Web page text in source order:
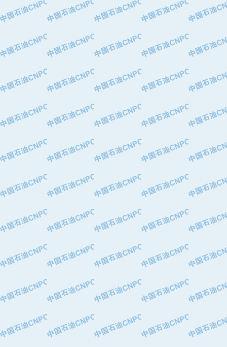
·大港油田集团中成机械制造有限公司
·承德司达石油装备开发公司
·四川明星电缆有限公司
·中国石油大庆石油化工总厂
·中国石油化工股份有限公司催化剂长
·北京长空工业有限公司
·北京中旭阳光石油天然气科技有限公
·托肯恒山科技（广州）有限公司
·北京德泰联华科技发展有限公司
·美钻石油钻采系统（上海）有限公司
·陕西爱瑞德控制工程有限公司
·成都皖东仪表电缆成套系统有限公司
·成都中寰机电设备有限公司
·河北保定天威集团特变电气有限公司
·中国石油辽阳石油化纤公司
·托肯恒山科技（广州）有限公司
·大庆油田飞马有限公司
·大庆油田有限责任公司
·中国石油华北油田公司
·中国石油锦西石化分公司
·天津钢管集团股份有限公司
·深圳市肯多斯实业发展有限公司